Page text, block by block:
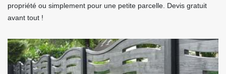
propriété ou simplement pour une petite parcelle. Devis gratuit
avant tout !